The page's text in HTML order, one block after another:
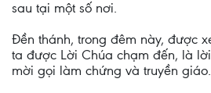
sau tại một số nơi.
Ðền thánh, trong đêm này, được
ta được Lời Chúa chạm đến, là
mời gọi làm chứng và truyền giáo.